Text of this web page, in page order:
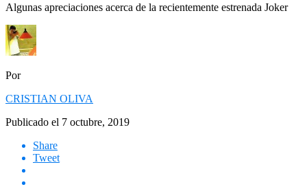
Algunas apreciaciones acerca de la recientemente estrenada Joker
Por
CRISTIAN OLIVA
Publicado el 7 octubre, 2019
Share
Tweet